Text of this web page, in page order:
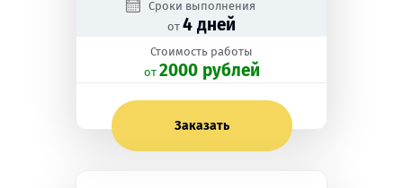
Сроки выполнения
от 4 дней
Стоимость работы
oт 2000 рублей
Заказать